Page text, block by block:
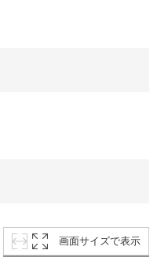
画面サイズで表示